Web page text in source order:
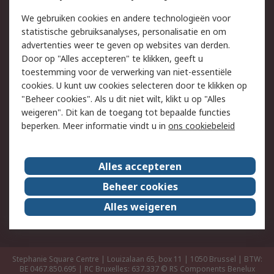
Track & Trace
Wettelijk
Cookiebeleid
Email veiligheid
Privacybeleid -
Bijgewerkt
Websitevoorwaarden
Algemene
verkoopvoorwaarden
Over RS
RS Group
Over ons
RS wereldwijd
Werken bij RS
ESG
Stephanie Square Centre | Louizalaan 65, box 11 | 1050 Brussel | BTW:
BE 0467.850.695 | RC Bruxelles: 637.337 © RS Components Benelux
We gebruiken cookies en andere technologieën voor
statistische gebruiksanalyses, personalisatie en om
advertenties weer te geven op websites van derden.
Door op "Alles accepteren" te klikken, geeft u
toestemming voor de verwerking van niet-essentiële
cookies. U kunt uw cookies selecteren door te klikken op
"Beheer cookies". Als u dit niet wilt, klikt u op "Alles
weigeren". Dit kan de toegang tot bepaalde functies
beperken. Meer informatie vindt u in ons cookiebeleid
Alles accepteren
Beheer cookies
Alles weigeren